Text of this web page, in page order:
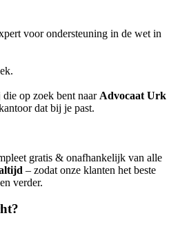
voor ondersteuning in de wet in
op zoek bent naar Advocaat Urk
dat bij je past.
gratis & onafhankelijk van alle
– zodat onze klanten het beste
verder.